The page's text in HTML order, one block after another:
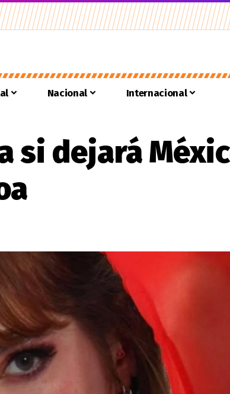
Nacional Internacional
si dejará